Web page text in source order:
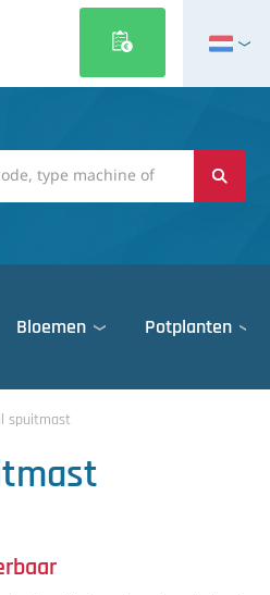
English
Deutsch
Polski
Română
Bloemen Potplanten
spuitmast